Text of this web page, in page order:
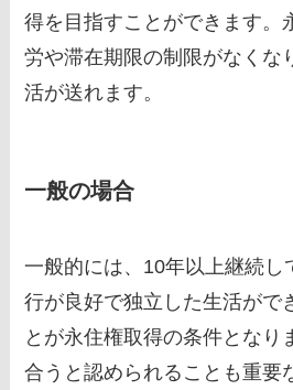
得を目指すことができます。
労や滞在期限の制限がなくな
活が送れます。
一般の場合
一般的には、10年以上継続し
行が良好で独立した生活がで
とが永住権取得の条件となり
合うと認められることも重要